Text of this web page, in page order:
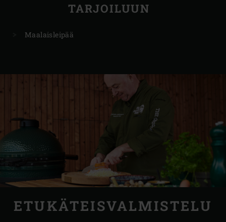
TARJOILUUN
Maalaisleipää
ETUKÄTEISVALMISTELU